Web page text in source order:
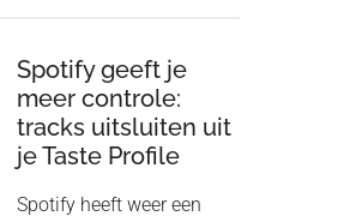
sharing
toe
aan
WF-
Spotify geeft je
meer controle:
tracks uitsluiten uit
je Taste Profile
Spotify heeft weer een